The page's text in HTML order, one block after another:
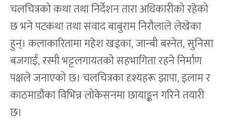
चलचित्रको कथा तथा निर्देशन तारा अधिकारीको रहेको
छ भने पटकथा तथा संवाद बाबुराम निरौलाले लेखेका
हुन्। कलाकारितामा महेश खड्का, जान्बी बस्नेत, सुनिसा
बजगाईं, रस्मी भट्टलगायतको सहभागिता रहने निर्माण
पक्षले जनाएको छ। चलचित्रका दृश्यहरू झापा, इलाम र
काठमाडौंका विभिन्न लोकेसनमा छायाङ्कन गरिने तयारी
छ।